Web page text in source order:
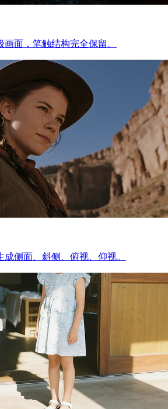
面，笔触结构完全保留。
侧面、斜侧、俯视、仰视。